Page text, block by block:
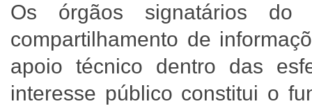
Os órgãos signatários do
compartilhamento de
apoio técnico dentro das
interesse público constitui o